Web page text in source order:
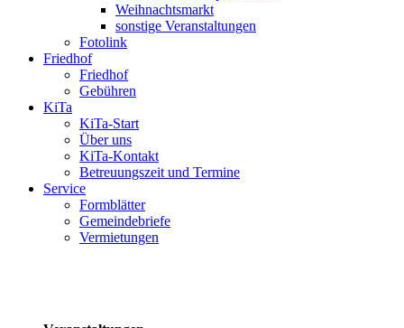
Weihnachtsmarkt
sonstige Veranstaltungen
Fotolink
Friedhof
Friedhof
Gebühren
KiTa
KiTa-Start
Über uns
KiTa-Kontakt
Betreuungszeit und Termine
Service
Formblätter
Gemeindebriefe
Vermietungen